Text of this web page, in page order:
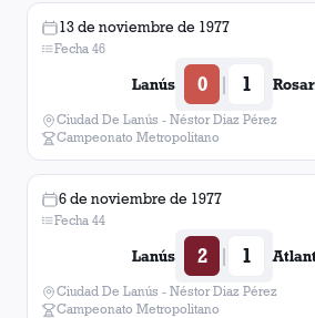
13 de noviembre de 1977
Fecha 46
Lanús 0 | 1
Ciudad De Lanús - Néstor Diaz Pérez
Campeonato Metropolitano
6 de noviembre de 1977
Fecha 44
Lanús 2 | 1
Ciudad De Lanús - Néstor Diaz Pérez
Campeonato Metropolitano